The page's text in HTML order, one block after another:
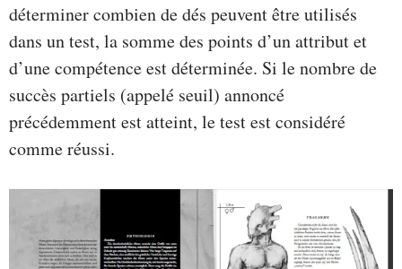
déterminer combien de dés peuvent être utilisés
dans un test, la somme des points d’un attribut et
d’une compétence est déterminée. Si le nombre de
succès partiels (appelé seuil) annoncé
précédemment est atteint, le test est considéré
comme réussi.